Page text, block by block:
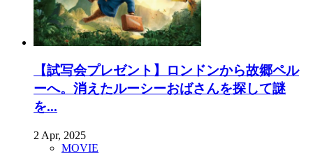
【試写会プレゼント】ロンドンから故郷ペル
ーへ。消えたルーシーおばさんを探して謎
を...
2 Apr, 2025
MOVIE